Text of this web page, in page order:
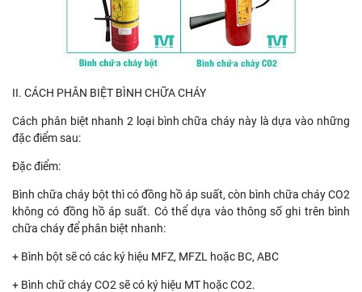
II. CÁCH PHÂN BIỆT BÌNH CHỮA CHÁY
Cách phân biệt nhanh 2 loại bình chữa cháy này là dựa vào những
đặc điểm sau:
Đặc điểm:
Bình chữa cháy bột thì có đồng hồ áp suất, còn bình chữa cháy CO2
không có đồng hồ áp suất. Có thể dựa vào thông số ghi trên bình
chữa cháy để phân biệt nhanh:
+ Bình bột sẽ có các ký hiệu MFZ, MFZL hoặc BC, ABC
+ Bình chữ cháy CO2 sẽ có ký hiệu MT hoặc CO2.